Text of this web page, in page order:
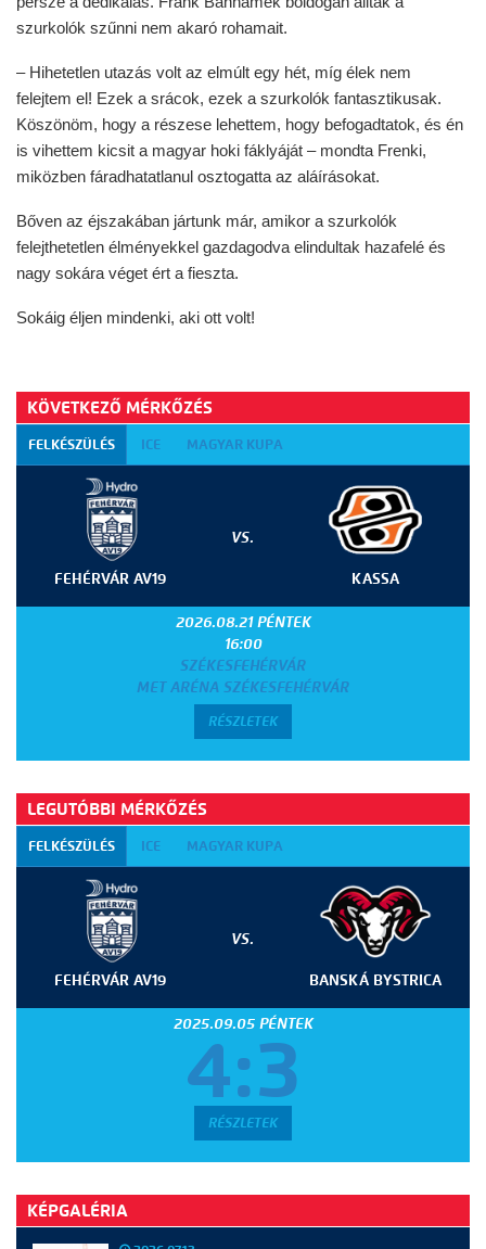
szurkolók szűnni nem akaró rohamait.
– Hihetetlen utazás volt az elmúlt egy hét, míg élek nem
felejtem el! Ezek a srácok, ezek a szurkolók fantasztikusak.
Köszönöm, hogy a részese lehettem, hogy befogadtatok, és én
is vihettem kicsit a magyar hoki fáklyáját – mondta Frenki,
miközben fáradhatatlanul osztogatta az aláírásokat.
Bőven az éjszakában jártunk már, amikor a szurkolók
felejthetetlen élményekkel gazdagodva elindultak hazafelé és
nagy sokára véget ért a fieszta.
Sokáig éljen mindenki, aki ott volt!
KÖVETKEZŐ MÉRKŐZÉS
FELKÉSZÜLÉS ICE MAGYAR KUPA
FEHÉRVÁR AV19
VS.
KASSA
2026.08.21 PÉNTEK
16:00
SZÉKESFEHÉRVÁR
MET ARÉNA SZÉKESFEHÉRVÁR
RÉSZLETEK
LEGUTÓBBI MÉRKŐZÉS
FELKÉSZÜLÉS ICE MAGYAR KUPA
FEHÉRVÁR AV19
VS.
BANSKÁ BYSTRICA
2025.09.05 PÉNTEK
4:3
RÉSZLETEK
KÉPGALÉRIA